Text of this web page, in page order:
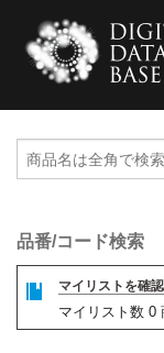
品番/コード検索
マイリストを確認
マイリスト数 0